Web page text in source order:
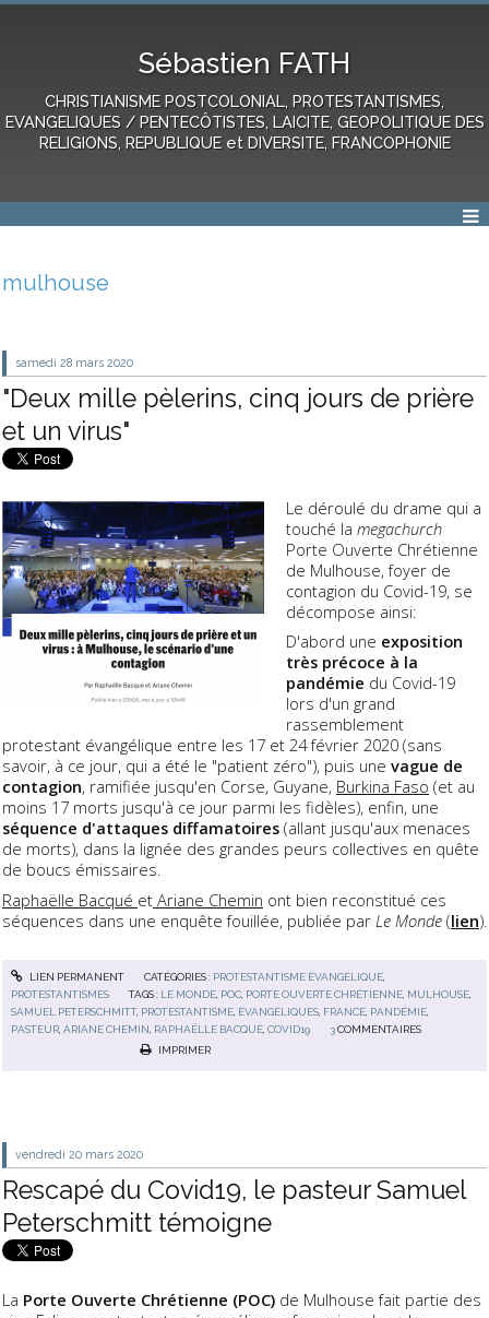
Sébastien FATH
CHRISTIANISME POSTCOLONIAL, PROTESTANTISMES,
EVANGELIQUES / PENTECÔTISTES, LAICITE, GEOPOLITIQUE DES
RELIGIONS, REPUBLIQUE et DIVERSITE, FRANCOPHONIE
mulhouse
samedi 28 mars 2020
"Deux mille pèlerins, cinq jours de prière
et un virus"
Le déroulé du drame qui a
touché lamegachurch
Porte Ouverte Chrétienne
de Mulhouse, foyer de
contagion du Covid-19, se
décompose ainsi:
D'abord une exposition
très précoce à la
pandémie du Covid-19
lors d'un grand
rassemblement
protestant évangélique entre les 17 et 24 février 2020 (sans
savoir, à ce jour, qui a été le "patient zéro"), puis une vague de
contagion, ramifiée jusqu'en Corse, Guyane, Burkina Faso (et au
moins 17 morts jusqu'à ce jour parmi les fidèles), enfin, une
séquence d'attaques diffamatoires (allant jusqu'aux menaces
de morts), dans la lignée des grandes peurs collectives en quête
de boucs émissaires.
Raphaëlle Bacqué et Ariane Chemin ont bien reconstitué ces
séquences dans une enquête fouillée, publiée par Le Monde (lien).
LIEN PERMANENT CATÉGORIES : PROTESTANTISME ÉVANGÉLIQUE,
PROTESTANTISMES
TAGS : LE MONDE POC PORTE OUVERTE CHRÉTIENNE MULHOUSE
SAMUEL PETERSCHMITT, PROTESTANTISME ÉVANGÉLIQUES FRANCE PANDÉMIE
PASTEUR ,ARIANE CHEMIN RAPHAËLLE BACQUÉ ,COVID19 3 COMMENTAIRES
IMPRIMER
vendredi 20 mars 2020
Rescapé du Covid19, le pasteur Samuel
Peterschmitt témoigne
La Porte Ouverte Chrétienne (POC) de Mulhouse fait partie des